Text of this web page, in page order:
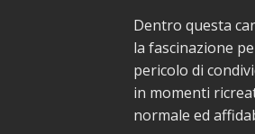
Dentro questa
la fascinazione
pericolo di
in momenti
normale ed